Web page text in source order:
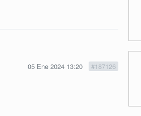
05 Ene 2024 13:20 #187126